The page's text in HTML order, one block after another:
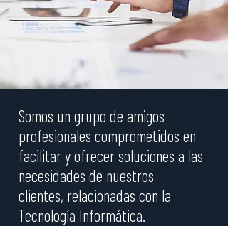
Somos un grupo de amigos
profesionales comprometidos en
facilitar y ofrecer soluciones a las
necesidades de nuestros
clientes, relacionadas con la
Tecnología Informática.